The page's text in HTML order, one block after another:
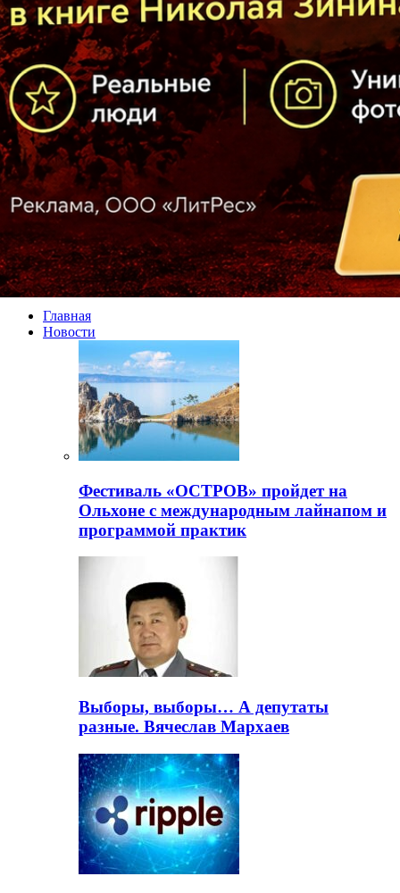
Главная
Новости
Фестиваль «ОСТРОВ» пройдет на
Ольхоне с международным лайнапом и
программой практик
Выборы, выборы… А депутаты
разные. Вячеслав Мархаев